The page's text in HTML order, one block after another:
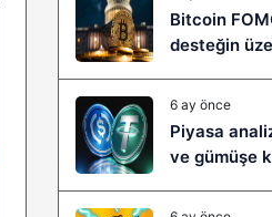
Bitcoin
desteğin
geliyor?
6 ay önce
Piyasa
ve gümüşe